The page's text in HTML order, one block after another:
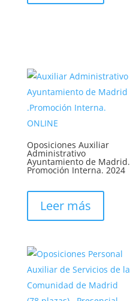
Oposiciones Auxiliar
Administrativo
Ayuntamiento de Madrid.
Promoción Interna. 2024
Leer más